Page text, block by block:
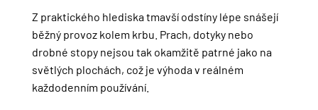
Z praktického hlediska tmavší odstíny lépe snášejí
běžný provoz kolem krbu. Prach, dotyky nebo
drobné stopy nejsou tak okamžitě patrné jako na
světlých plochách, což je výhoda v reálném
každodenním používání.